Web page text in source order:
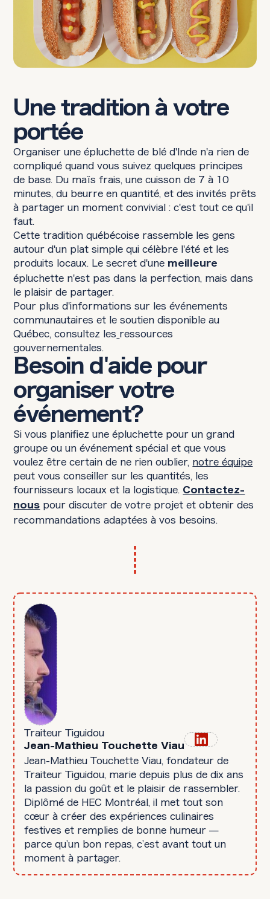
Une tradition à votre
portée
Organiser une épluchette de blé d'Inde n'a rien de
compliqué quand vous suivez quelques principes
de base. Du maïs frais, une cuisson de 7 à 10
minutes, du beurre en quantité, et des invités prêts
à partager un moment convivial : c'est tout ce qu'il
faut.
Cette tradition québécoise rassemble les gens
autour d'un plat simple qui célèbre l'été et les
produits locaux. Le secret d'une meilleure
épluchette n'est pas dans la perfection, mais dans
le plaisir de partager.
Pour plus d'informations sur les événements
communautaires et le soutien disponible au
Québec, consultez les ressources
gouvernementales.
Besoin d'aide pour
organiser votre
événement?
Si vous planifiez une épluchette pour un grand
groupe ou un événement spécial et que vous
voulez être certain de ne rien oublier, notre équipe
peut vous conseiller sur les quantités, les
fournisseurs locaux et la logistique. Contactez-
nous pour discuter de votre projet et obtenir des
recommandations adaptées à vos besoins.
Traiteur Tiguidou
Jean-Mathieu Touchette Viau
Jean-Mathieu Touchette Viau, fondateur de
Traiteur Tiguidou, marie depuis plus de dix ans
la passion du goût et le plaisir de rassembler.
Diplômé de HEC Montréal, il met tout son
cœur à créer des expériences culinaires
festives et remplies de bonne humeur —
parce qu’un bon repas, c’est avant tout un
moment à partager.